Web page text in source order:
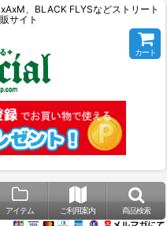
、BLACK FLYSなどストリート
サイト
カート
アイテム ご利用案内 商品検索